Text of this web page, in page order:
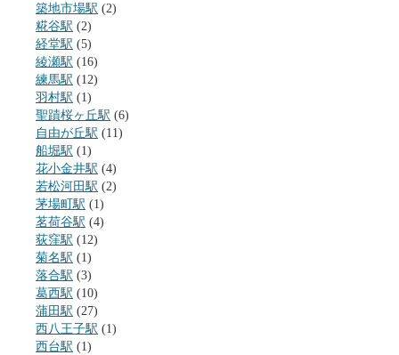
築地市場駅 (2)
糀谷駅 (2)
経堂駅 (5)
綾瀬駅 (16)
練馬駅 (12)
羽村駅 (1)
聖蹟桜ヶ丘駅 (6)
自由が丘駅 (11)
船堀駅 (1)
花小金井駅 (4)
若松河田駅 (2)
茅場町駅 (1)
茗荷谷駅 (4)
荻窪駅 (12)
菊名駅 (1)
落合駅 (3)
葛西駅 (10)
蒲田駅 (27)
西八王子駅 (1)
西台駅 (1)